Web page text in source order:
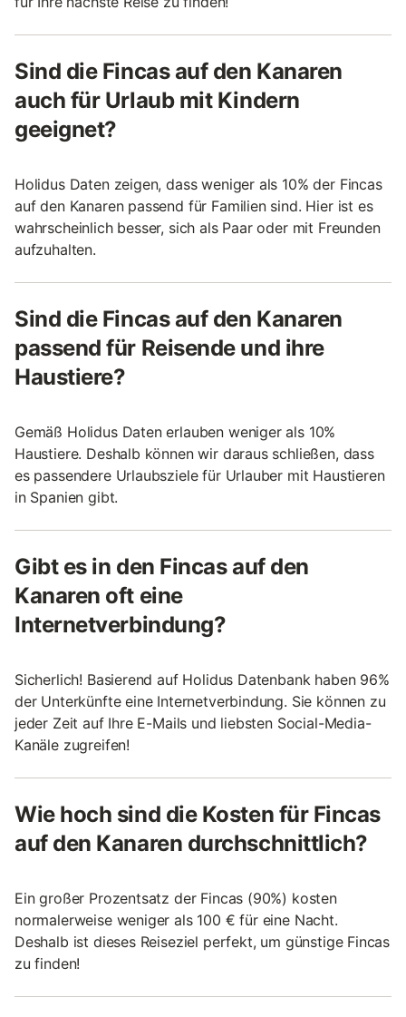
Sind die Fincas auf den Kanaren
auch für Urlaub mit Kindern
geeignet?
Holidus Daten zeigen, dass weniger als 10% der Fincas
auf den Kanaren passend für Familien sind. Hier ist es
wahrscheinlich besser, sich als Paar oder mit Freunden
aufzuhalten.
Sind die Fincas auf den Kanaren
passend für Reisende und ihre
Haustiere?
Gemäß Holidus Daten erlauben weniger als 10%
Haustiere. Deshalb können wir daraus schließen, dass
es passendere Urlaubsziele für Urlauber mit Haustieren
in Spanien gibt.
Gibt es in den Fincas auf den
Kanaren oft eine
Internetverbindung?
Sicherlich! Basierend auf Holidus Datenbank haben 96%
der Unterkünfte eine Internetverbindung. Sie können zu
jeder Zeit auf Ihre E-Mails und liebsten Social-Media-
Kanäle zugreifen!
Wie hoch sind die Kosten für Fincas
auf den Kanaren durchschnittlich?
Ein großer Prozentsatz der Fincas (90%) kosten
normalerweise weniger als 100 € für eine Nacht.
Deshalb ist dieses Reiseziel perfekt, um günstige Fincas
zu finden!